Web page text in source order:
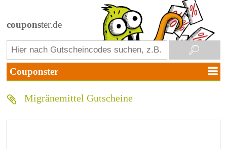
couponster.de
Migränemittel Gutscheine